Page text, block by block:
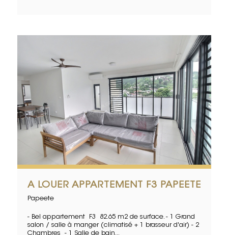
A LOUER APPARTEMENT F3 PAPEETE
Papeete
- Bel appartement F3 82.65 m2 de surface. - 1 Grand
salon / salle à manger (climatisé + 1 brasseur d'air) - 2
Chambres - 1 Salle de bain...